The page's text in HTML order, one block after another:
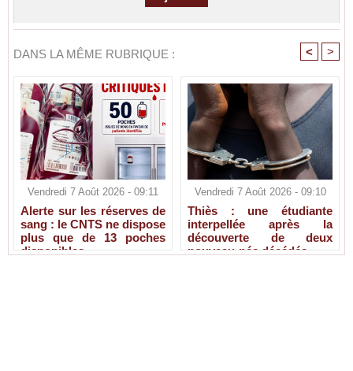
DANS LA MÊME RUBRIQUE : < >
Vendredi 7 Août 2026 - 09:11
Alerte sur les réserves de
sang : le CNTS ne dispose
plus que de 13 poches
disponibles
Vendredi 7 Août 2026 - 09:10
Thiès : une étudiante
interpellée après la
découverte de deux
nouveau-nés décédés